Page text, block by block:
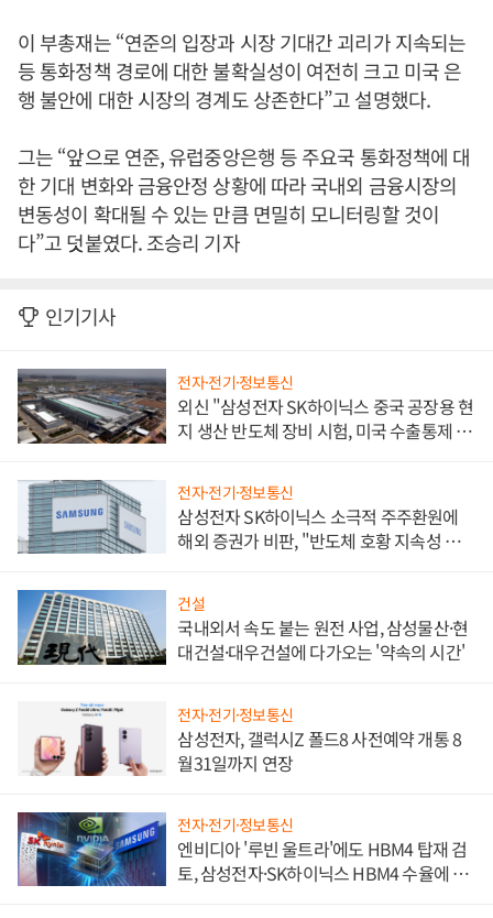
이 부총재는 “연준의 입장과 시장 기대간 괴리가 지속되는
등 통화정책 경로에 대한 불확실성이 여전히 크고 미국 은
행 불안에 대한 시장의 경계도 상존한다”고 설명했다.
그는 “앞으로 연준, 유럽중앙은행 등 주요국 통화정책에 대
한 기대 변화와 금융안정 상황에 따라 국내외 금융시장의
변동성이 확대될 수 있는 만큼 면밀히 모니터링할 것이
다”고 덧붙였다. 조승리 기자
인기기사
전자·전기·정보통신
외신 "삼성전자 SK하이닉스 중국 공장용 현
지 생산 반도체 장비 시험, 미국 수출통제 대
전자·전기·정보통신
삼성전자 SK하이닉스 소극적 주주환원에
해외 증권가 비판, "반도체 호황 지속성 의
건설
국내외서 속도 붙는 원전 사업, 삼성물산·현
대건설·대우건설에 다가오는 '약속의 시간'
전자·전기·정보통신
삼성전자, 갤럭시Z 폴드8 사전예약 개통 8
월31일까지 연장
전자·전기·정보통신
엔비디아 '루빈 울트라'에도 HBM4 탑재 검
토, 삼성전자·SK하이닉스 HBM4 수율에 주